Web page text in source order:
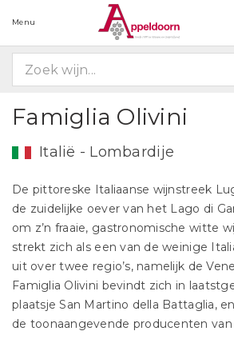
Menu
Famiglia Olivini
Italië - Lombardije
De pittoreske Italiaanse wijnstreek
de zuidelijke oever van het Lago di
om z’n fraaie, gastronomische witte
strekt zich als een van de weinige
uit over twee regio’s, namelijk de
Famiglia Olivini bevindt zich in
plaatsje San Martino della Battaglia,
de toonaangevende producenten van